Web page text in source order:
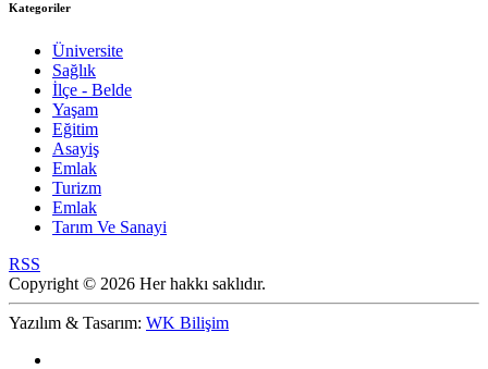
Kategoriler
Üniversite
Sağlık
İlçe - Belde
Yaşam
Eğitim
Asayiş
Emlak
Turizm
Emlak
Tarım Ve Sanayi
RSS
Copyright © 2026 Her hakkı saklıdır.
Yazılım & Tasarım: WK Bilişim